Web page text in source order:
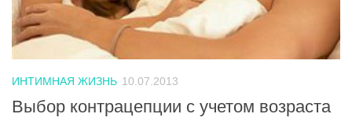
ИНТИМНАЯ ЖИЗНЬ 10.07.2013
Выбор контрацепции с учетом возраста